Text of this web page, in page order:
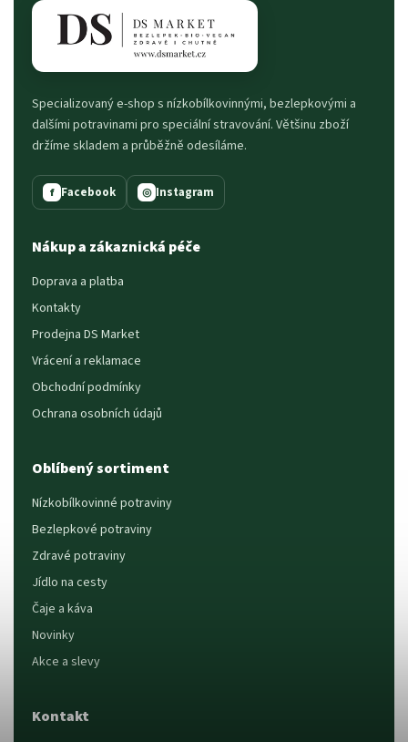
Specializovaný e-shop s nízkobílkovinnými, bezlepkovými a
dalšími potravinami pro speciální stravování. Většinu zboží
držíme skladem a průběžně odesíláme.
f Facebook ◎ Instagram
Nákup a zákaznická péče
Doprava a platba
Kontakty
Prodejna DS Market
Vrácení a reklamace
Obchodní podmínky
Ochrana osobních údajů
Oblíbený sortiment
Nízkobílkovinné potraviny
Bezlepkové potraviny
Zdravé potraviny
Jídlo na cesty
Čaje a káva
Novinky
Akce a slevy
Kontakt